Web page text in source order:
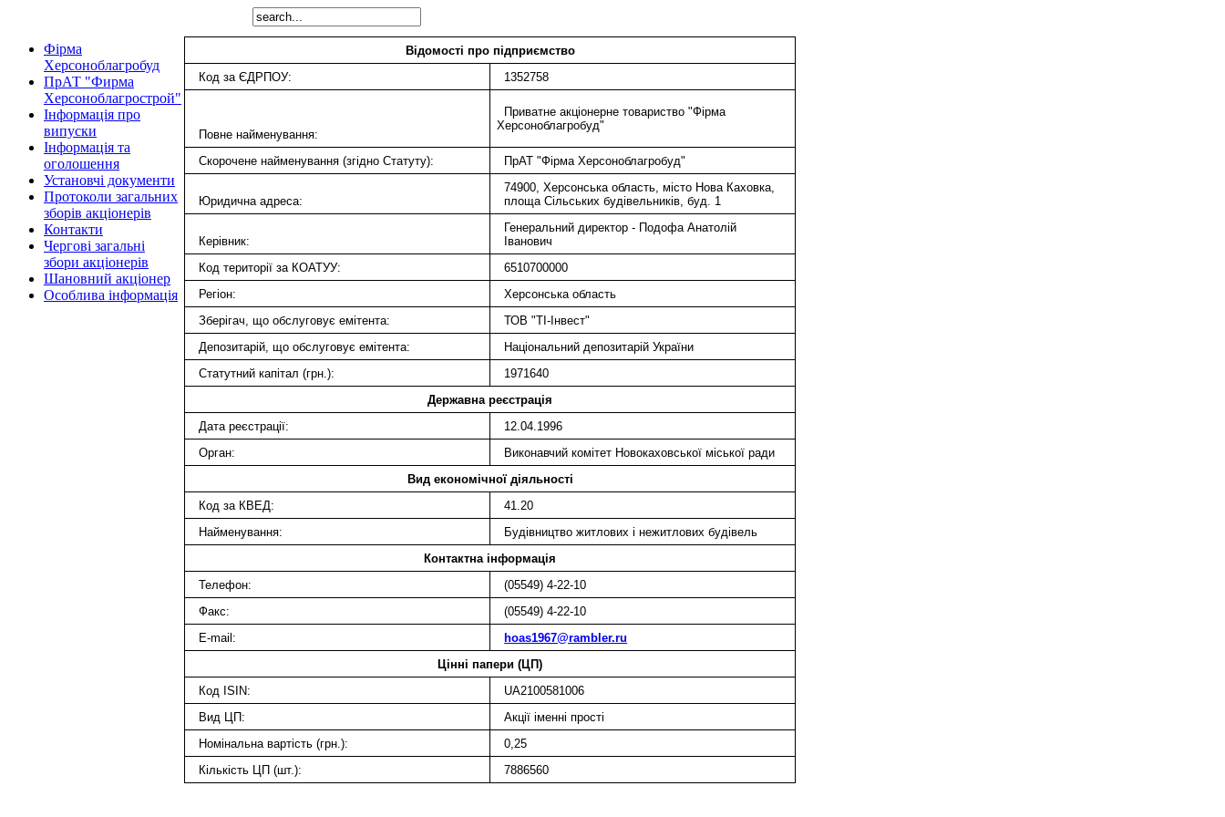
Фірма
Херсоноблагробуд
ПрАТ "Фирма
Херсоноблагрострой"
Інформація про
випуски
Інформація та
оголошення
Установчі документи
Протоколи загальних
зборів акціонерів
Контакти
Чергові загальні
збори акціонерів
Шановний акціонер
Особлива інформація
Відомості про підприємство
Код за ЄДРПОУ:
1352758
Повне найменування:
Приватне акціонерне товариство "Фірма
Херсоноблагробуд"
Скорочене найменування (згідно Статуту): ПрАТ "Фірма Херсоноблагробуд"
Юридична адреса:
74900, Херсонська область, місто Нова Каховка,
площа Сільських будівельників, буд. 1
Керівник:
Генеральний директор - Подофа Анатолій
Іванович
Код території за КОАТУУ:
6510700000
Регіон:
Херсонська область
Зберігач, що обслуговує емітента:
ТОВ "ТІ-Інвест"
Депозитарій, що обслуговує емітента:
Національний депозитарій України
Статутний капітал (грн.):
1971640
Державна реєстрація
Дата реєстрації:
12.04.1996
Орган:
Виконавчий комітет Новокаховської міської ради
Вид економічної діяльності
Код за КВЕД:
41.20
Найменування:
Будівництво житлових і нежитлових будівель
Контактна інформація
Телефон:
(05549) 4-22-10
Факс:
(05549) 4-22-10
E-mail:
hoas1967@rambler.ru
Цінні папери (ЦП)
Код ISIN:
UA2100581006
Вид ЦП:
Акції іменні прості
Номінальна вартість (грн.):
0,25
Кількість ЦП (шт.):
7886560